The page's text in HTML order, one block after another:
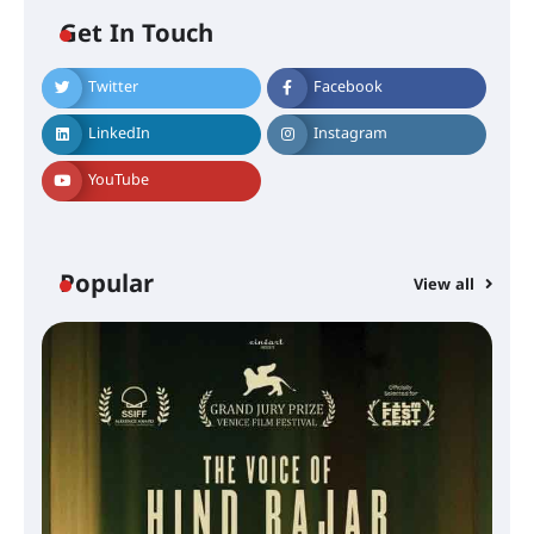
Get In Touch
Twitter Facebook
LinkedIn Instagram
YouTube
Popular View all
സെന്റ് ജോസഫ്സ് കോളജ്
കോമേഴ്‌സ് അസോസിയേഷന്